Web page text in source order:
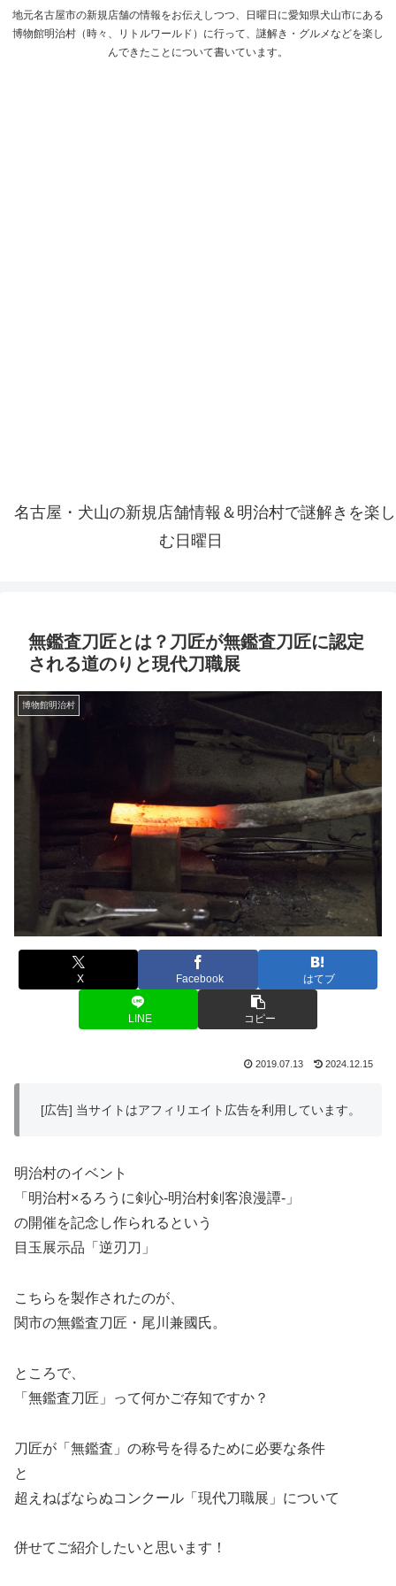
地元名古屋市の新規店舗の情報をお伝えしつつ、日曜日に愛知県犬山市にある
博物館明治村（時々、リトルワールド）に行って、謎解き・グルメなどを楽し
んできたことについて書いています。
名古屋・犬山の新規店舗情報＆明治村で謎解きを楽し
む日曜日
無鑑査刀匠とは？刀匠が無鑑査刀匠に認定
される道のりと現代刀職展
博物館明治村
X Facebook はてブ
LINE コピー
2019.07.13 2024.12.15
[広告] 当サイトはアフィリエイト広告を利用しています。
明治村のイベント
「明治村×るろうに剣心-明治村剣客浪漫譚-」
の開催を記念し作られるという
目玉展示品「逆刃刀」
こちらを製作されたのが、
関市の無鑑査刀匠・尾川兼國氏。
ところで、
「無鑑査刀匠」って何かご存知ですか？
刀匠が「無鑑査」の称号を得るために必要な条件
と
超えねばならぬコンクール「現代刀職展」について
併せてご紹介したいと思います！